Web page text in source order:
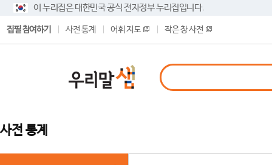
이 누리집은 대한민국 공식 전자정부 누리집입니다.
집필 참여하기 사전 통계 어휘 지도 작은 창 사전
사전 통계